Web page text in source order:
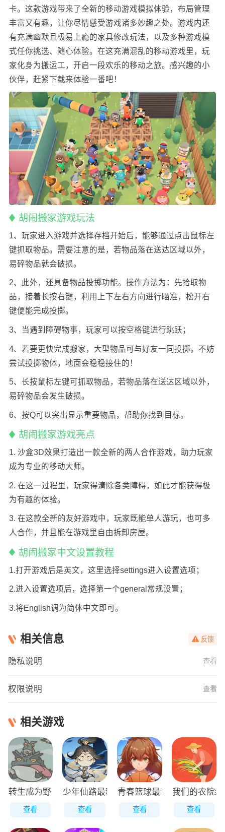
卡。这款游戏带来了全新的移动游戏模拟体验，布局管理
丰富又有趣，让你尽情感受游戏诸多妙趣之处。游戏内还
有充满幽默且极易上瘾的家具修改玩法，以及多种游戏模
式任你挑选、随心体验。在这充满混乱的移动游戏里，玩
家化身为搬运工，开启一段欢乐的移动之旅。感兴趣的小
伙伴，赶紧下载来体验一番吧！
胡闹搬家游戏玩法
1、玩家进入游戏并选择存档开始后，能够通过点击鼠标左
键抓取物品。需要注意的是，若物品落在送达区域以外，
易碎物品就会破损。
2、此外，还具备物品投掷功能。操作方法为：先拾取物
品，接着长按右键，利用上下左右方向进行瞄准，松开右
键便能完成投掷。
3、当遇到障碍物事，玩家可以按空格键进行跳跃；
4、若要更快完成搬家，大型物品可与好友一同投掷。不妨
尝试投掷物体，地面会稳稳接住的！
5、长按鼠标左键可抓取物品，若物品落在送达区域以外，
易碎物品会发生破损。
6、按Q可以突出显示重要物品，帮助你找到目标。
胡闹搬家游戏亮点
1. 沙盒3D效果打造出一款全新的两人合作游戏，助力玩家
成为专业的移动大师。
2. 在这一过程里，玩家得清除各类障碍，如此才能获得极
为有趣的体验。
3. 在这款全新的友好游戏中，玩家既能单人游玩，也可多
人合作，并且能在游戏里自由拆卸房屋。
胡闹搬家中文设置教程
1.打开游戏后是英文，这里选择settings进入设置选项；
2.进入设置选项后，选择第一个general常规设置；
3.将English调为简体中文即可。
相关信息 反馈
隐私说明 查看
权限说明 查看
相关游戏
转生成为野蛮人正版
查看
少年仙路最新版
查看
青春篮球最新版
查看
我们的农院
查看